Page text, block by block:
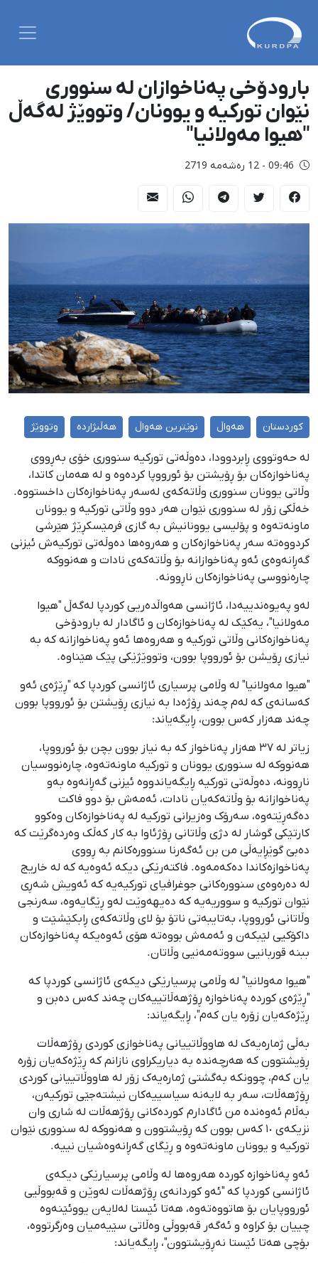
بارودۆخی پەناخوازان لە سنووری
نێوان تورکیە و یوونان/ وتووێژ لەگەڵ
"هیوا مەولانیا"
09:46 - 12 رەشەمه 2719
کوردستان هەواڵ نوێترین هەواڵ هەڵبژاردە وتووێژ
لە حەوتووی ڕابردوودا، دەوڵەتی تورکیە سنووری خۆی بەڕووی
پەناخوازەکان بۆ ڕۆیشتن بۆ ئورووپا کردەوە و لە هەمان کاتدا،
وڵاتی یوونان سنووری وڵاتەکەی لەسەر پەناخوازەکان داخستووە.
خەڵکی زۆر لە سنووری نێوان هەر دوو وڵاتی تورکیە و یوونان
ماونەتەوە و پۆلیسی یوونانیش بە گازی فرمێسکڕێژ هێرشی
کردووەتە سەر پەناخوازەکان و هەروەها دەوڵەتی تورکیەش ئیزنی
گەڕانەوەی ئەو پەناخوازانە بۆ وڵاتەکەی نادات و هەنووکە
چارەنووسی پەناخوازەکان ناڕوونە.
لەو پەیوەندییەدا، ئاژانسی هەواڵدەریی کوردپا لەگەڵ "هیوا
مەولانیا"، یەکێک لە پەناخوازەکان و ئاگادار لە بارودۆخی
پەناخوازەکانی وڵاتی تورکیە و هەروەها ئەو پەناخوازانە کە بە
نیازی ڕۆیشن بۆ ئورووپا بوون، وتووێژێکی پێک هێناوە.
"هیوا مەولانیا" لە وڵامی پرسیاری ئاژانسی کوردپا کە "ڕێژەی ئەو
کەسانەی کە لەم چەند ڕۆژەدا بە نیازی ڕۆیشتن بۆ ئورووپا بوون
چەند هەزار کەس بوون، ڕایگەیاند:
زیاتر لە ٣٧ هەزار پەناخواز کە بە نیاز بوون بچن بۆ ئورووپا،
هەنووکە لە سنووری یوونان و تورکیە ماونەتەوە، چارەنووسیان
ناڕوونە، دەوڵەتی تورکیە ڕایگەیاندووە ئیزنی گەڕانەوە بەو
پەناخوازانە بۆ وڵاتەکەیان نادات، ئەمەش بۆ دوو فاکت
دەگەڕێتەوە، سەرۆک وەزیرانی تورکیە لە پەناخوازەکان وەکوو
کارتێکی گوشار لە دژی وڵاتانی ڕۆژئاوا بە کار کەڵک وەردەگرێت کە
دەبێ گوێڕایەڵی من بن ئەگەرنا سنوورەکانم بە ڕووی
پەناخوازەکاندا دەکەمەوە. فاکتەرێکی دیکە ئەوەیە کە لە خاریج
لە دەرەوەی سنوورەکانی جوغرافیای تورکیەیە کە ئەویش شەڕی
نێوان تورکیە و سووریەیە کە دەیهەوێت لەو ڕێگایەوە، سەرنجی
وڵاتانی ئورووپا، بەتایبەتی ناتۆ بۆ لای وڵاتەکەی ڕابکێشێت و
داکۆکیی لێبکەن و ئەمەش بووەتە هۆی ئەوەیکە پەناخوازەکان
ببنە قوربانیی سووتەمەنیی وڵاتان.
"هیوا مەولانیا" لە وڵامی پرسیارێکی دیکەی ئاژانسی کوردپا کە
"ڕێژەی کوردە پەناخوازە ڕۆژهەڵاتییەکان چەند کەس دەبن و
ڕێژەکەیان زۆرە یان کەم"، ڕایگەیاند:
بەڵی ژمارەیەک لە هاووڵاتییانی پەناخوازی کوردی ڕۆژهەڵات
ڕۆیشتوون کە هەرچەندە بە دیاریکراوی نازانم کە ڕێژەکەیان زۆرە
یان کەم، چوونکە بەگشتی ژمارەیەک زۆر لە هاووڵاتییانی کوردی
ڕۆژهەڵات، سەر بە لایەنە سیاسییەکان نیشتەجێی تورکیەن،
بەڵام ئەوەندە من ئاگادارم کوردەکانی ڕۆژهەڵات لە شاری وان
نزیکەی ١٠ کەس بوون کە ڕۆیشتوون و هەنووکە لە سنووری نێوان
تورکیە و یوونان ماونەتەوە و ڕێگای گەڕانەوەشیان نییە.
ئەو پەناخوازە کوردە هەروەها لە وڵامی پرسیارێکی دیکەی
ئاژانسی کوردپا کە "ئەو کوردانەی ڕۆژهەڵات لەوێن و قەبووڵیی
ئورووپایان بۆ هاتووەتەوە، هەتا ئێستا لەلایەن یووئێنەوە
چییان بۆ کراوە و ئەگەر قەبووڵی وەڵاتی سێیەمیان وەرگرتووە،
بۆچی هەتا ئێستا نەڕۆیشتوون"، ڕایگەیاند: